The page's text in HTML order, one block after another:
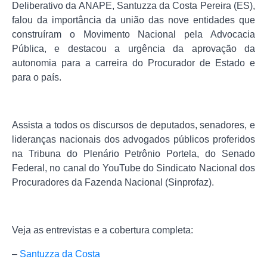
Deliberativo da ANAPE, Santuzza da Costa Pereira (ES),
falou da importância da união das nove entidades que
construíram o Movimento Nacional pela Advocacia
Pública, e destacou a urgência da aprovação da
autonomia para a carreira do Procurador de Estado e
para o país.
Assista a todos os discursos de deputados, senadores, e
lideranças nacionais dos advogados públicos proferidos
na Tribuna do Plenário Petrônio Portela, do Senado
Federal, no canal do YouTube do Sindicato Nacional dos
Procuradores da Fazenda Nacional (Sinprofaz).
Veja as entrevistas e a cobertura completa:
– Santuzza da Costa